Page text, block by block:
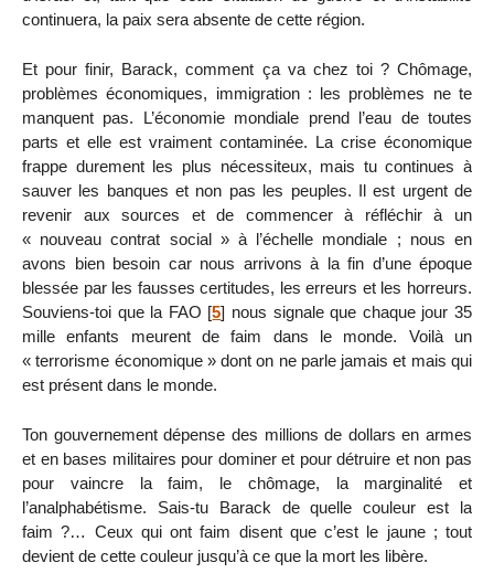
continuera, la paix sera absente de cette région.
Et pour finir, Barack, comment ça va chez toi ? Chômage,
problèmes économiques, immigration : les problèmes ne te
manquent pas. L’économie mondiale prend l’eau de toutes
parts et elle est vraiment contaminée. La crise économique
frappe durement les plus nécessiteux, mais tu continues à
sauver les banques et non pas les peuples. Il est urgent de
revenir aux sources et de commencer à réfléchir à un
« nouveau contrat social » à l’échelle mondiale ; nous en
avons bien besoin car nous arrivons à la fin d’une époque
blessée par les fausses certitudes, les erreurs et les horreurs.
Souviens-toi que la FAO [5] nous signale que chaque jour 35
mille enfants meurent de faim dans le monde. Voilà un
« terrorisme économique » dont on ne parle jamais et mais qui
est présent dans le monde.
Ton gouvernement dépense des millions de dollars en armes
et en bases militaires pour dominer et pour détruire et non pas
pour vaincre la faim, le chômage, la marginalité et
l’analphabétisme. Sais-tu Barack de quelle couleur est la
faim ?… Ceux qui ont faim disent que c’est le jaune ; tout
devient de cette couleur jusqu’à ce que la mort les libère.